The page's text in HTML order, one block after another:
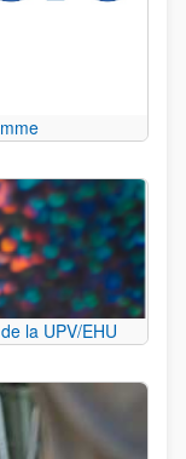
la UPV/EHU